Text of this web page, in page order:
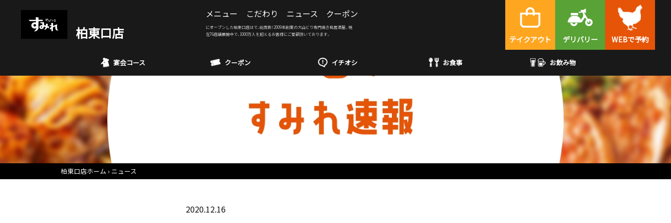
柏東口店
メニュー こだわり ニュース クーポン
テイクアウト デリバリー WEBで予約
にオープンした柏東口店はで、総席数！2009年創業の大山どり専門焼き鳥居酒屋。現
在76店舗展開中で、1000万人を超えるお客様にご愛顧頂いております。
宴会コース クーポン イチオシ お食事 お飲み物
柏東口店ホーム ニュース
2020.12.16